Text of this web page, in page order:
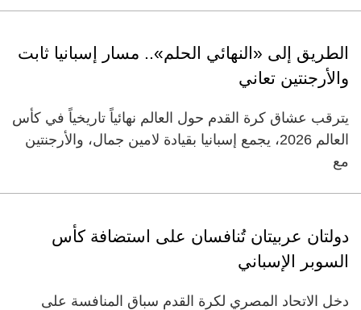
الطريق إلى «النهائي الحلم».. مسار إسبانيا ثابت
والأرجنتين تعاني
يترقب عشاق كرة القدم حول العالم نهائياً تاريخياً في كأس
العالم 2026، يجمع إسبانيا بقيادة لامين جمال، والأرجنتين
مع
دولتان عربيتان تُنافسان على استضافة كأس
السوبر الإسباني
دخل الاتحاد المصري لكرة القدم سباق المنافسة على